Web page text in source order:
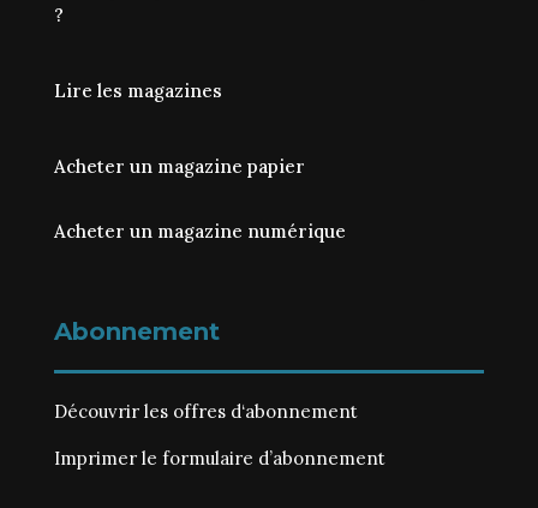
?
Lire les magazines
Acheter un magazine papier
Acheter un magazine numérique
Abonnement
Découvrir les offres d‘abonnement
Imprimer le formulaire d’abonnement